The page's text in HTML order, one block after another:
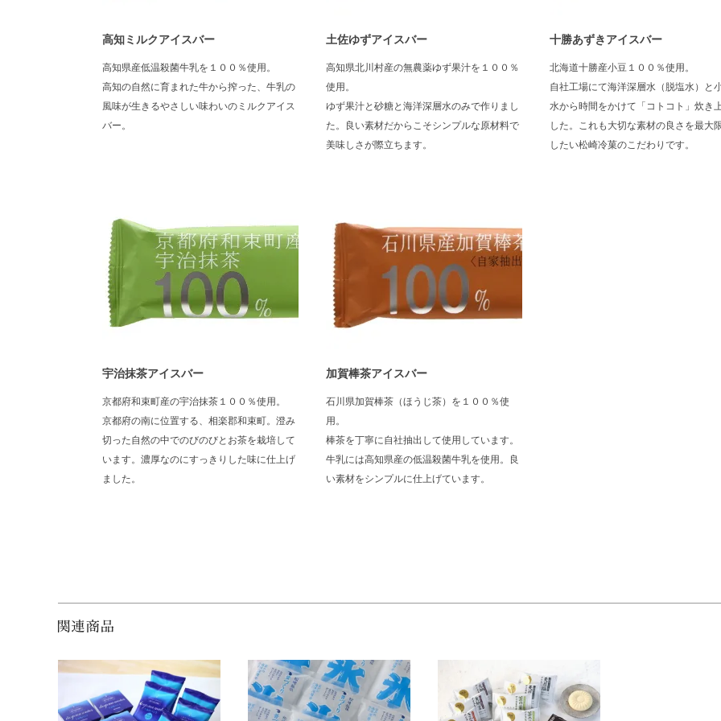
高知ミルクアイスバー
高知県産低温殺菌牛乳を１００％使用。
高知の自然に育まれた牛から搾った、牛乳の
風味が生きるやさしい味わいのミルクアイス
バー。
土佐ゆずアイスバー
高知県北川村産の無農薬ゆず果汁を１００％
使用。
ゆず果汁と砂糖と海洋深層水のみで作りまし
た。良い素材だからこそシンプルな原材料で
美味しさが際立ちます。
十勝あずきアイスバー
北海道十勝産小豆１００％使用。
自社工場にて海洋深層水（脱塩水）と
水から時間をかけて「コトコト」炊き
した。これも大切な素材の良さを最大
したい松崎冷菓のこだわりです。
宇治抹茶アイスバー
京都府和束町産の宇治抹茶１００％使用。
京都府の南に位置する、相楽郡和束町。澄み
切った自然の中でのびのびとお茶を栽培して
います。濃厚なのにすっきりした味に仕上げ
ました。
加賀棒茶アイスバー
石川県加賀棒茶（ほうじ茶）を１００％使
用。
棒茶を丁寧に自社抽出して使用しています。
牛乳には高知県産の低温殺菌牛乳を使用。良
い素材をシンプルに仕上げています。